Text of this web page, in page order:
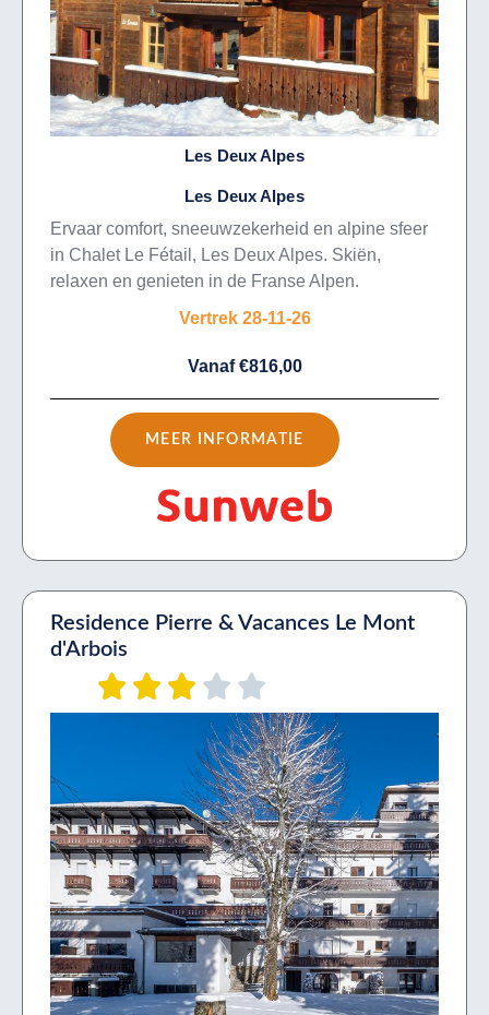
Les Deux Alpes
Les Deux Alpes
Ervaar comfort, sneeuwzekerheid en alpine sfeer
in Chalet Le Fétail, Les Deux Alpes. Skiën,
relaxen en genieten in de Franse Alpen.
Vertrek 28-11-26
Vanaf €816,00
MEER INFORMATIE
Residence Pierre & Vacances Le Mont
d'Arbois